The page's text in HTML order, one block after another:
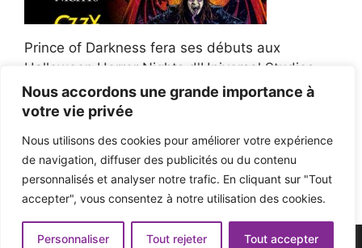
Nous accordons une grande importance à
votre vie privée
Nous utilisons des cookies pour améliorer votre expérience
de navigation, diffuser des publicités ou du contenu
personnalisés et analyser notre trafic. En cliquant sur "Tout
accepter", vous consentez à notre utilisation des cookies.
Personnaliser Tout rejeter Tout accepter
Prince of Darkness fera ses débuts aux
Halloween Horror Nights d'Universal Studios
Afroman poursuit un policier de l'Ohio après la
victoire du jury en diffamation